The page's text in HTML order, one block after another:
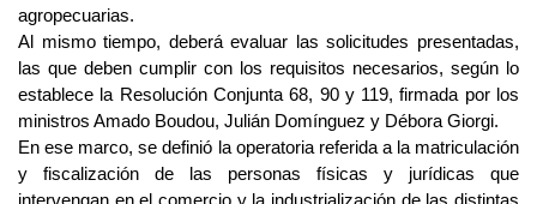
agropecuarias.
Al mismo tiempo, deberá evaluar las solicitudes presentadas,
las que deben cumplir con los requisitos necesarios, según lo
establece la Resolución Conjunta 68, 90 y 119, firmada por los
ministros Amado Boudou, Julián Domínguez y Débora Giorgi.
En ese marco, se definió la operatoria referida a la matriculación
y fiscalización de las personas físicas y jurídicas que
intervengan en el comercio y la industrialización de las distintas